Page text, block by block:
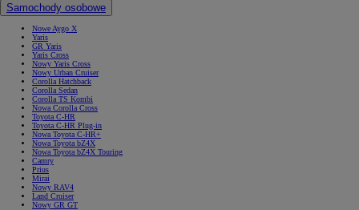
Samochody osobowe
Nowe Aygo X
Yaris
GR Yaris
Yaris Cross
Nowy Yaris Cross
Nowy Urban Cruiser
Corolla Hatchback
Corolla Sedan
Corolla TS Kombi
Nowa Corolla Cross
Toyota C-HR
Toyota C-HR Plug-in
Nowa Toyota C-HR+
Nowa Toyota bZ4X
Nowa Toyota bZ4X Touring
Camry
Prius
Mirai
Nowy RAV4
Land Cruiser
Nowy GR GT